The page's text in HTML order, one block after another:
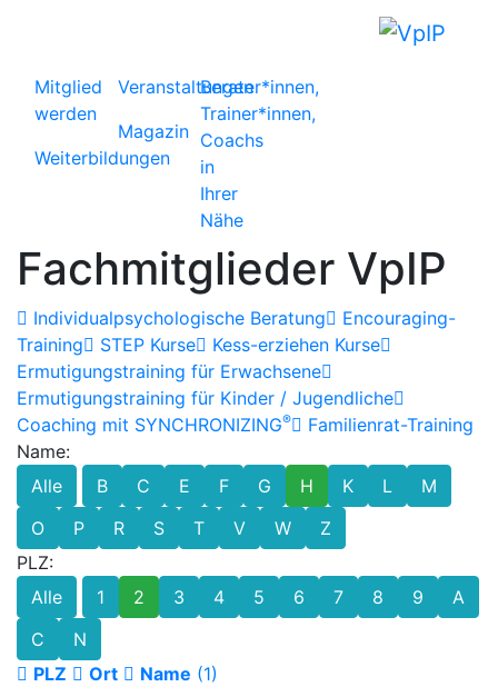
Mitglied
werden
Weiterbildungen
Veranstaltungen
Magazin
Berater*innen,
Trainer*innen,
Coachs
in
Ihrer
Nähe
Fachmitglieder VpIP
Individualpsychologische Beratung
Encouraging-
Training
STEP Kurse
Kess-erziehen Kurse
Ermutigungstraining für Erwachsene
Ermutigungstraining für Kinder / Jugendliche
Coaching mit SYNCHRONIZING®
Familienrat-Training
Name:
Alle
B C E F G H K L
M
O
P R S T V W
Z
PLZ:
Alle
1 2 3 4 5 6 7 8 9
A
C
N
PLZ
Ort Name (1)